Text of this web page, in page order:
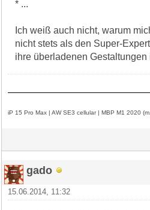
* ...
Ich weiß auch nicht, warum
nicht stets als den Super-
ihre überladenen
iP 15 Pro Max | AW SE3 cellular | MBP M1 2020
gado
15.06.2014, 11:32